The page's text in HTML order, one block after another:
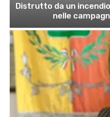
Distrutto da un
nelle